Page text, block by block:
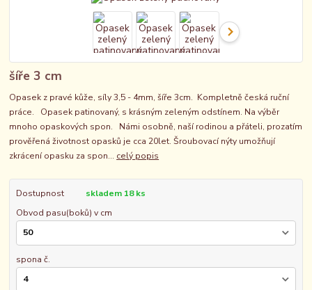
šíře 3 cm
Opasek z pravé kůže, síly 3,5 - 4mm, šíře 3cm. Kompletně česká ruční
práce. Opasek patinovaný, s krásným zeleným odstínem. Na výběr
mnoho opaskových spon. Námi osobně, naší rodinou a přáteli, prozatím
prověřená životnost opasků je cca 20let. Šroubovací nýty umožňují
zkrácení opasku za spon... celý popis
Dostupnost
skladem 18 ks
Obvod pasu(boků) v cm
spona č.